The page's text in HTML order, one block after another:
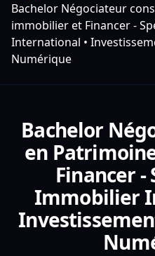
Bachelor Négociateur
immobilier et Financer -
International •
Numérique
Bachelor
en
Financer -
Immobilier